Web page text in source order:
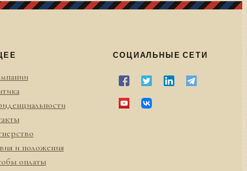
и положения
оплаты
СОЦИАЛЬНЫЕ СЕТИ